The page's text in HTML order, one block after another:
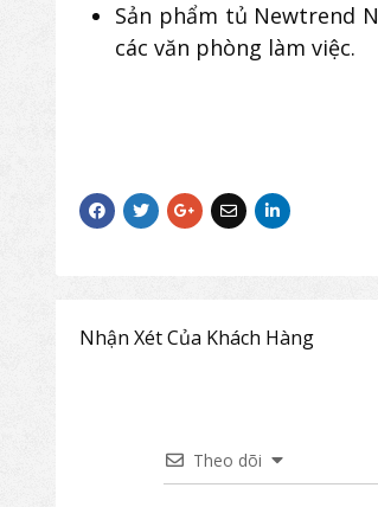
Sản phẩm tủ Newtrend
các văn phòng làm việc.
Nhận Xét Của Khách Hàng
Theo dõi